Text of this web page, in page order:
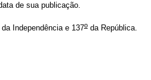
de sua publicação.
Independência e 137oda República.